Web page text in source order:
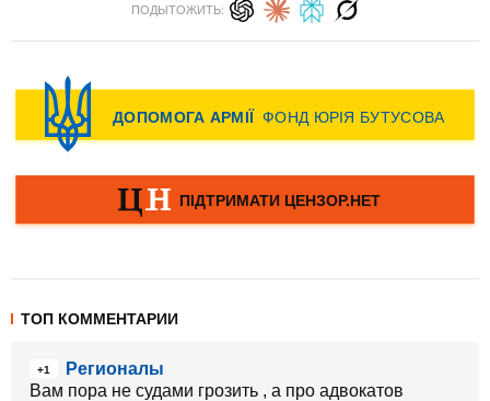
ПОДЫТОЖИТЬ:
ТОП КОММЕНТАРИИ
+1
Регионалы
Вам пора не судами грозить , а про адвокатов